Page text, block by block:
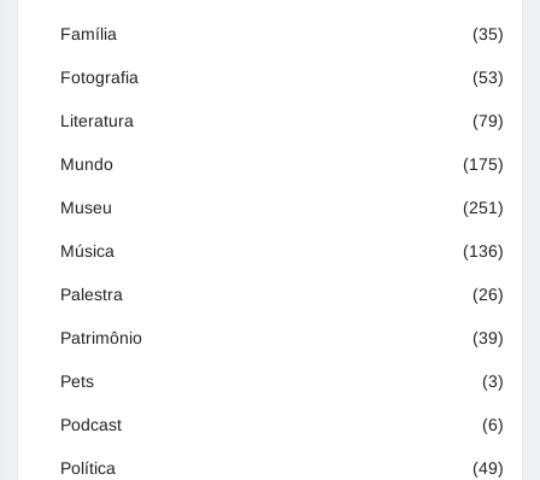
Família (35)
Fotografia (53)
Literatura (79)
Mundo (175)
Museu (251)
Música (136)
Palestra (26)
Patrimônio (39)
Pets (3)
Podcast (6)
Política (49)